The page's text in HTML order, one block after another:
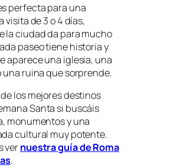
perfecta para una
visita de 3 o 4 días,
la ciudad da para mucho
paseo tiene historia y
aparece una iglesia, una
una ruina que sorprende.
los mejores destinos
Santa si buscáis
monumentos y una
cultural muy potente.
vernuestra guía de Roma
.